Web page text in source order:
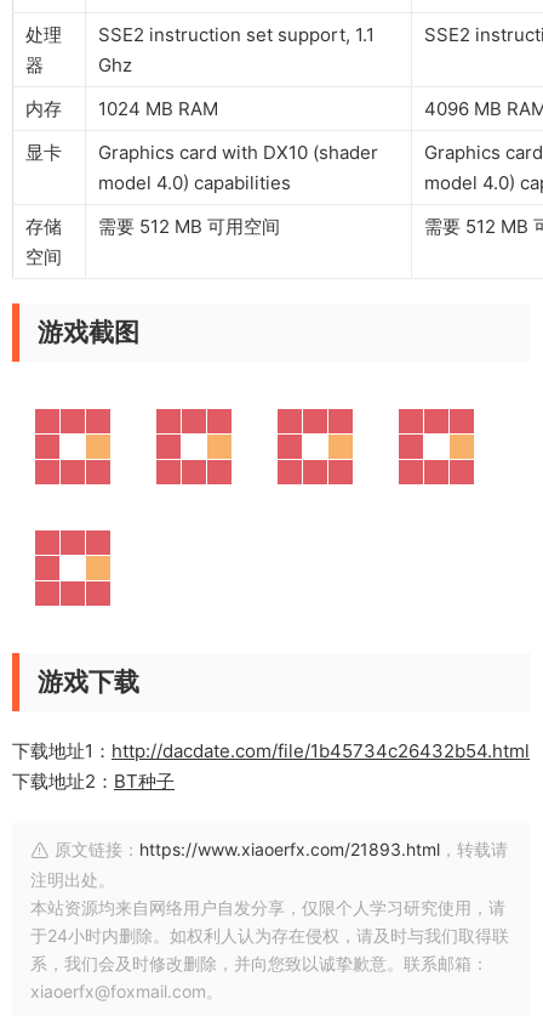
处理
器
SSE2 instruction set support, 1.1
Ghz
SSE2
内存 1024 MB RAM
4096 MB
显卡
Graphics card with DX10 (shader
model 4.0) capabilities
Graphics
model 4.0)
存储
空间
需要 512 MB 可用空间 需要 512 MB
游戏截图
游戏下载
下载地址1： http://dacdate.com/file/1b45734c26432b54.html
下载地址2： BT种子
原文链接： https://www.xiaoerfx.com/21893.html ，转载请
注明出处。
本站资源均来自网络用户自发分享，仅限个人学习研究使用，请
于24小时内删除。如权利人认为存在侵权，请及时与我们取得联
系，我们会及时修改删除，并向您致以诚挚歉意。联系邮箱：
xiaoerfx@foxmail.com。